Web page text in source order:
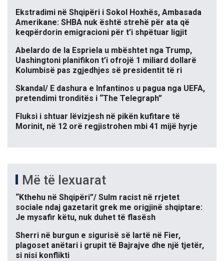
Ekstradimi në Shqipëri i Sokol Hoxhës, Ambasada
Amerikane: SHBA nuk është strehë për ata që
keqpërdorin emigracioni për t’i shpëtuar ligjit
Abelardo de la Espriela u mbështet nga Trump,
Uashingtoni planifikon t’i ofrojë 1 miliard dollarë
Kolumbisë pas zgjedhjes së presidentit të ri
Skandal/ E dashura e Infantinos u pagua nga UEFA,
pretendimi tronditës i “The Telegraph”
Fluksi i shtuar lëvizjesh në pikën kufitare të
Morinit, në 12 orë regjistrohen mbi 41 mijë hyrje
Më të lexuarat
“Kthehu në Shqipëri”/ Sulm racist në rrjetet
sociale ndaj gazetarit grek me origjinë shqiptare:
Je mysafir këtu, nuk duhet të flasësh
Sherri në burgun e sigurisë së lartë në Fier,
plagoset anëtari i grupit të Bajrajve dhe një tjetër,
si nisi konflikti